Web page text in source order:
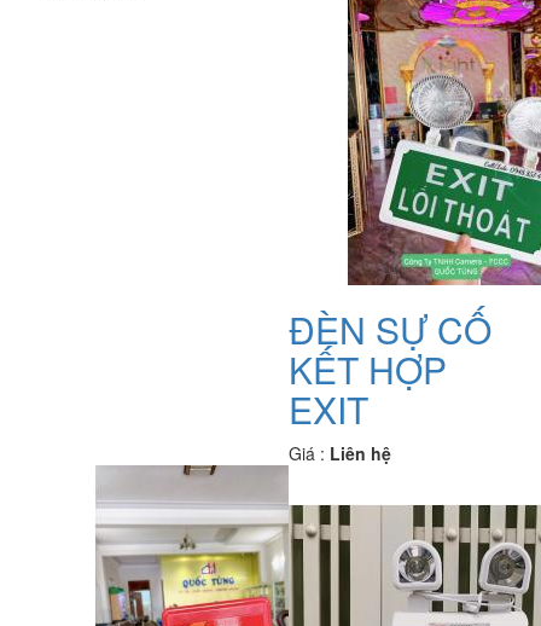
ĐÈN SỰ CỐ
KẾT HỢP
EXIT
Giá : Liên hệ